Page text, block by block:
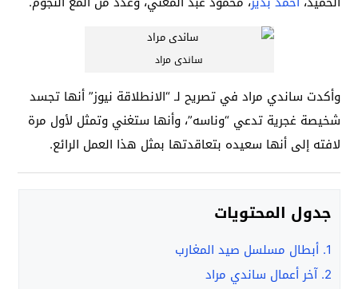
ساندى مراد
وأكدت ساندي مراد في تصريح لـ “الانطلاقة نيوز” أنها تجسد
شخيصة غجرية تدعي “وناسه”، وأنها ستغني وتمثل لأول مرة
لافته إلى أنها سعيده بتعاقدتها بمثل هذا العمل الرائع.
جدول المحتويات
1. أبطال مسلسل صيد المغارب
2. آخر أعمال ساندي مراد